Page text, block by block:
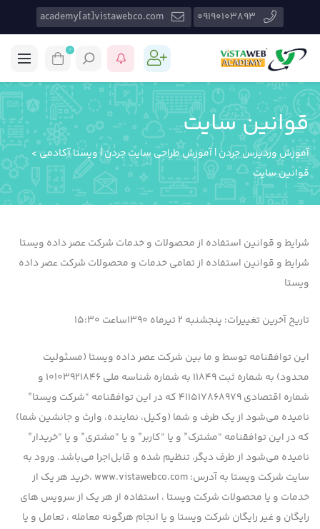
09190103893
academy[at]vistawebco.com
0
قوانین سایت
آموزش وردپرس جردن | آموزش طراحی سایت جردن | ویستا آکادمی>
قوانین سایت
شرایط و قوانین استفاده از محصولات و خدمات شرکت عصر داده ویستا
شرایط و قوانین استفاده از تمامی خدمات و محصولات شرکت عصر داده
ویستا
تاریخ آخرین تغییرات: پنجشنبه ۲ تیرماه ۱۳۹۰ساعت ۱۵:۳۰
این توافقنامه توسط و ما بین شركت عصر داده ویستا (مسئولیت
محدود) به شماره ثبت 11849 به شماره شناسه ملی 10103921846 و
شماره اقتصادی 411517868979 كه در این توافقنامه “شرکت ویستا”
نامیده می‌شود از یك طرف و شما (وكیل، نماینده، وارث و جانشین شما)
كه در این توافقنامه “مشترك” و یا “کاربر” و یا “مشتری” و یا “خریدار”
نامیده می‌شود از طرف دیگر، تنظیم شده و قابل‌اجرا می‌باشد. ورود به
سایت شرکت ویستا به آدرس: www.vistawebco.com ،خرید هر یک از
خدمات و یا محصولات شرکت ویستا ، استفاده از هر یک از سرویس های
رایگان و غیر رایگان شرکت ویستا و یا انجام هرگونه معامله ، تعامل و یا